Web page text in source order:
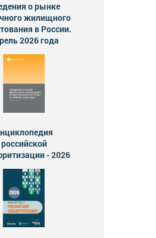
о рынке
жилищного
в России.
2026 года
российской
- 2026